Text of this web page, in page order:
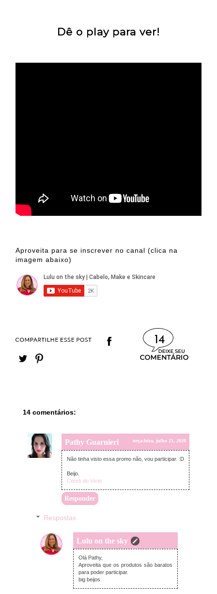
Dê o play para ver!
Aproveita para se inscrever no canal (clica na
imagem abaixo)
14
14 comentários:
Pathy Guarnieri terça-feira, julho 21, 2020
Não tinha visto essa promo não, vou participar. :D
Beijo.
Cores do Vício
Responder
Respostas
Lulu on the sky
quarta-feira, julho 22, 2020
Olá Pathy,
Aproveita que os produtos são baratos
para poder participar.
big beijos